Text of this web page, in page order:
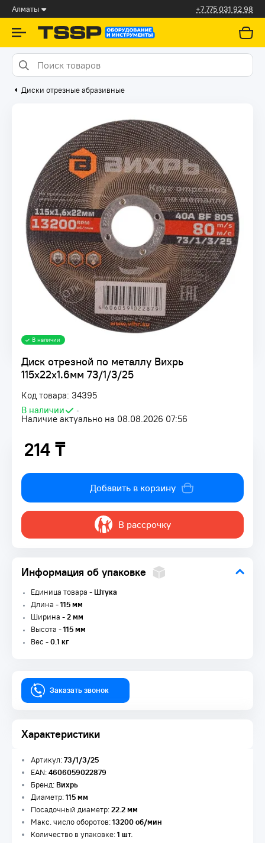
Алматы +7 775 031 92 98
Диски отрезные абразивные
Диск отрезной по металлу Вихрь
115х22х1.6мм 73/1/3/25
Код товара: 34395
В наличии
•
Наличие актуально на 08.08.2026 07:56
В наличии
214 ₸
214 ₸
Добавить в корзину
В рассрочку
Информация об упаковке
Единица товара -Штука
Длина -115 мм
Ширина -2 мм
Высота -115 мм
Вес -0.1 кг
Заказать звонок
Характеристики
Артикул:73/1/3/25
EAN:4606059022879
Бренд:Вихрь
Диаметр:115 мм
Посадочный диаметр:22.2 мм
Макс. число оборотов:13200 об/мин
Количество в упаковке:1 шт.